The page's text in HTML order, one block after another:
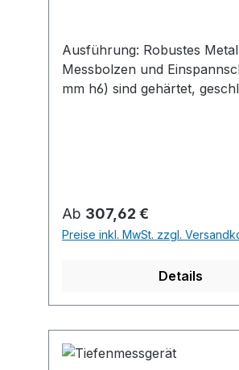
Ausführung: Robustes Metallgehäuse,
Messbolzen und
mm h6) sind gehärtet, geschliffen und
Regulärer Preis:
Ab 307,62 €
Preise inkl. MwSt. zzgl.
Details